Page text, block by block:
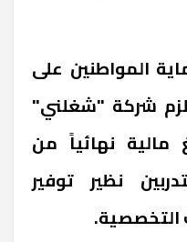
المواطنين على
شركة "شغلني"
نهائياً من
نظير توفير
التخصصية.